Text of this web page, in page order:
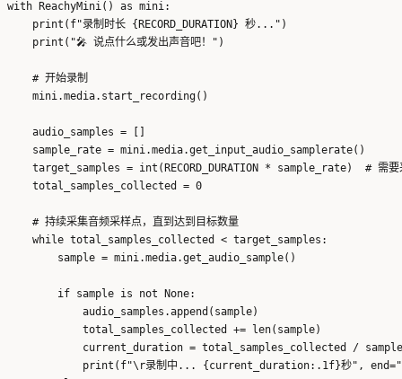
with ReachyMini() as mini:
    print(f"录制时长 {RECORD_DURATION} 秒...")
    print("🎤 说点什么或发出声音吧！")
    # 开始录制
    mini.media.start_recording()
    audio_samples = []
    sample_rate = mini.media.get_input_audio_samplerate()
target_samples = int(RECORD_DURATION * sample_rate)  # 需要
    total_samples_collected = 0
    # 持续采集音频采样点，直到达到目标数量
    while total_samples_collected < target_samples:
        sample = mini.media.get_audio_sample()
        if sample is not None:
            audio_samples.append(sample)
            total_samples_collected += len(sample)
current_duration = total_samples_collected /
print(f"\r录制中... {current_duration:.1f}秒",